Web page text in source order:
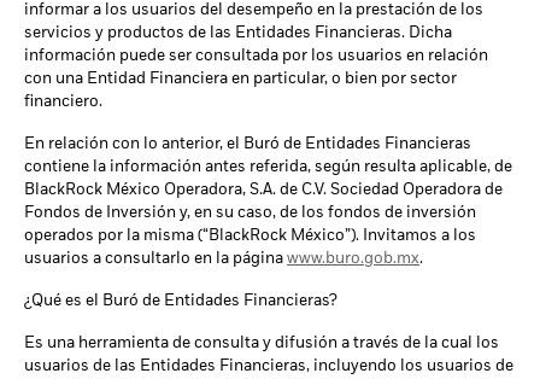
informar a los usuarios del desempeño en la prestación de los
servicios y productos de las Entidades Financieras. Dicha
información puede ser consultada por los usuarios en relación
con una Entidad Financiera en particular, o bien por sector
financiero.
En relación con lo anterior, el Buró de Entidades Financieras
contiene la información antes referida, según resulta aplicable, de
BlackRock México Operadora, S.A. de C.V. Sociedad Operadora de
Fondos de Inversión y, en su caso, de los fondos de inversión
operados por la misma (“BlackRock México”). Invitamos a los
usuarios a consultarlo en la página www.buro.gob.mx.
¿Qué es el Buró de Entidades Financieras?
Es una herramienta de consulta y difusión a través de la cual los
usuarios de las Entidades Financieras, incluyendo los usuarios de